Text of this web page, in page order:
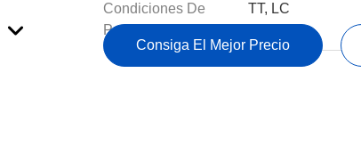
Condiciones De
Pago:
TT, LC
Consiga El Mejor Precio